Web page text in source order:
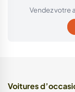
Vendez votre
Voitures